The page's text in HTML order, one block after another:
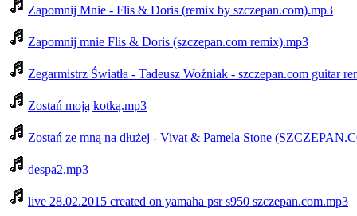
Zapomnij Mnie - Flis & Doris (remix by szczepan.com).mp3
Zapomnij mnie Flis & Doris (szczepan.com remix).mp3
Zegarmistrz Światła - Tadeusz Woźniak - szczepan.com guitar
Zostań moją kotką.mp3
Zostań ze mną na dłużej - Vivat & Pamela Stone
despa2.mp3
live 28.02.2015 created on yamaha psr s950 szczepan.com.mp3